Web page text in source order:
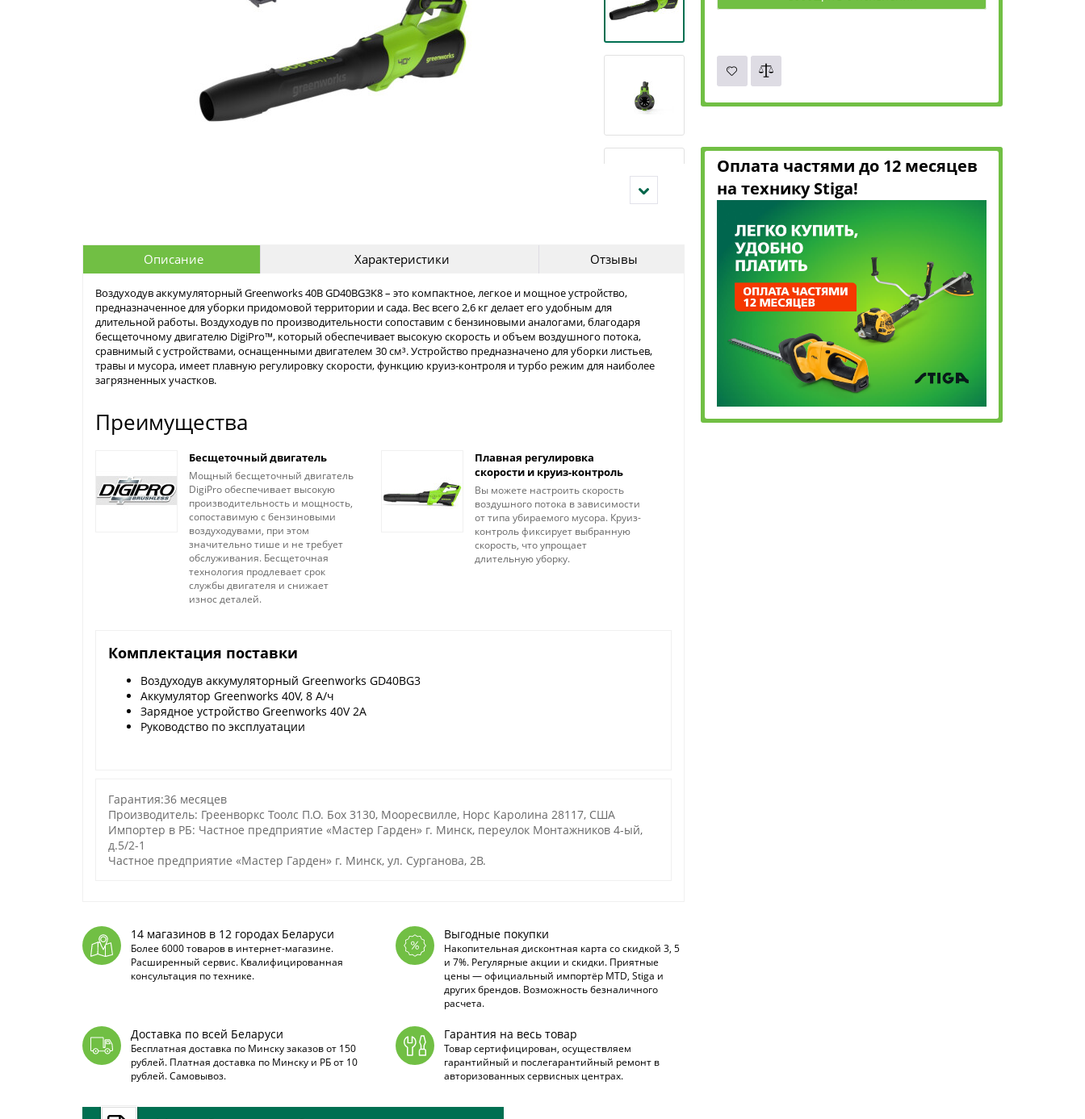
Оплата частями до 12 месяцев
на технику Stiga!
Описание Характеристики Отзывы
Воздуходув аккумуляторный Greenworks 40В GD40BG3K8 – это компактное, легкое и мощное устройство,
предназначенное для уборки придомовой территории и сада. Вес всего 2,6 кг делает его удобным для
длительной работы. Воздуходув по производительности сопоставим с бензиновыми аналогами, благодаря
бесщеточному двигателю DigiPro™, который обеспечивает высокую скорость и объем воздушного потока,
сравнимый с устройствами, оснащенными двигателем 30 см³. Устройство предназначено для уборки листьев,
травы и мусора, имеет плавную регулировку скорости, функцию круиз-контроля и турбо режим для наиболее
загрязненных участков.
Преимущества
Бесщеточный двигатель
Мощный бесщеточный двигатель
DigiPro обеспечивает высокую
производительность и мощность,
сопоставимую с бензиновыми
воздуходувами, при этом
значительно тише и не требует
обслуживания. Бесщеточная
технология продлевает срок
службы двигателя и снижает
износ деталей.
Плавная регулировка
скорости и круиз-контроль
Вы можете настроить скорость
воздушного потока в зависимости
от типа убираемого мусора. Круиз-
контроль фиксирует выбранную
скорость, что упрощает
длительную уборку.
Комплектация поставки
Воздуходув аккумуляторный Greenworks GD40BG3
Аккумулятор Greenworks 40V, 8 А/ч
Зарядное устройство Greenworks 40V 2A
Руководство по эксплуатации
Гарантия:36 месяцев
Производитель: Греенворкс Тоолс П.О. Боx 3130, Мооресвилле, Норс Каролина 28117, США
Импортер в РБ: Частное предприятие «Мастер Гарден» г. Минск, переулок Монтажников 4-ый,
д.5/2-1
Частное предприятие «Мастер Гарден» г. Минск, ул. Сурганова, 2В.
14 магазинов в 12 городах Беларуси
Более 6000 товаров в интернет-магазине.
Расширенный сервис. Квалифицированная
консультация по технике.
Выгодные покупки
Накопительная дисконтная карта со скидкой 3, 5
и 7%. Регулярные акции и скидки. Приятные
цены — официальный импортёр MTD, Stiga и
других брендов. Возможность безналичного
расчета.
Доставка по всей Беларуси
Бесплатная доставка по Минску заказов от 150
рублей. Платная доставка по Минску и РБ от 10
рублей. Самовывоз.
Гарантия на весь товар
Товар сертифицирован, осуществляем
гарантийный и послегарантийный ремонт в
авторизованных сервисных центрах.